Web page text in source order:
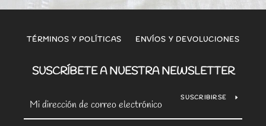
TÉRMINOS Y POLÍTICAS ENVÍOS Y DEVOLUCIONES
SUSCRÍBETE A NUESTRA NEWSLETTER
SUSCRIBIRSE